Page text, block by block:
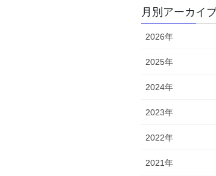
月別アーカイブ
2026年
2025年
2024年
2023年
2022年
2021年